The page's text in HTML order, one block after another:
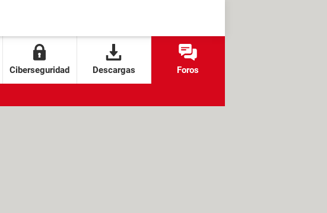
Ciberseguridad Descargas Foros